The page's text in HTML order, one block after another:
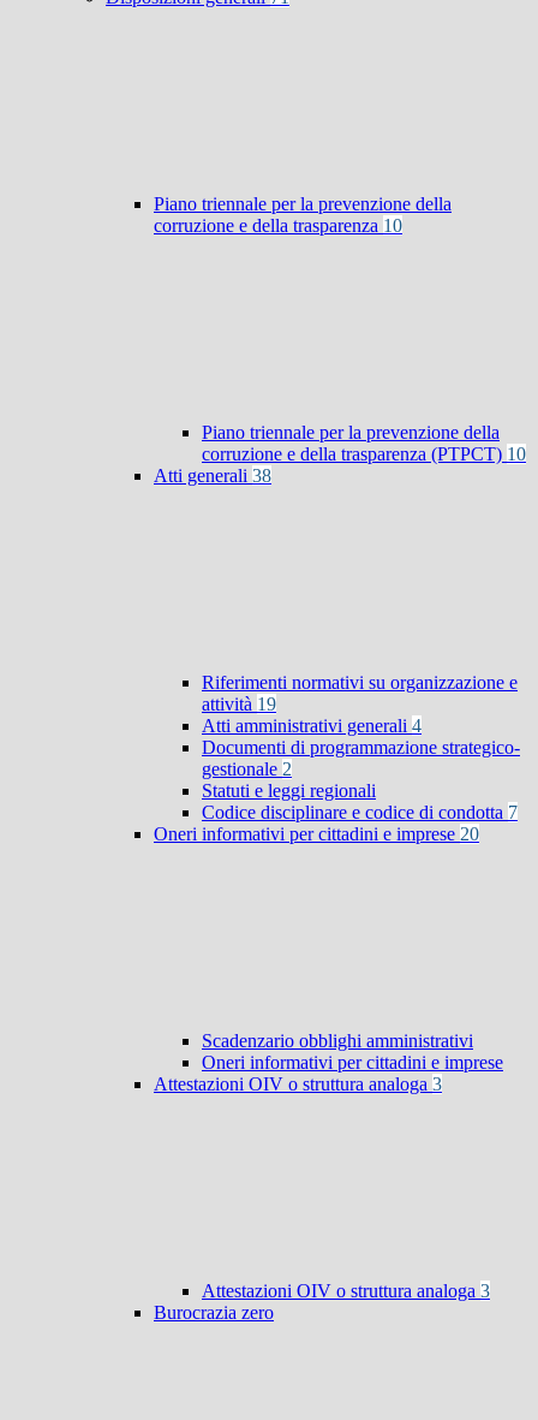
Piano triennale per la prevenzione della
corruzione e della trasparenza 10
Piano triennale per la prevenzione della
corruzione e della trasparenza (PTPCT) 10
Atti generali 38
Riferimenti normativi su organizzazione e
attività 19
Atti amministrativi generali 4
Documenti di programmazione strategico-
gestionale 2
Statuti e leggi regionali
Codice disciplinare e codice di condotta 7
Oneri informativi per cittadini e imprese 20
Scadenzario obblighi amministrativi
Oneri informativi per cittadini e imprese
Attestazioni OIV o struttura analoga 3
Attestazioni OIV o struttura analoga 3
Burocrazia zero